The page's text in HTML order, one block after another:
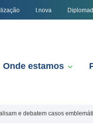
I.nova
Onde estamos
e debatem casos